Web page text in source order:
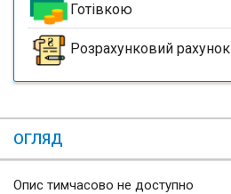
Готівкою
Розрахунковий рахунок
ОГЛЯД
Опис тимчасово не доступно